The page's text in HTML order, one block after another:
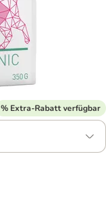
% Extra-Rabatt verfügbar